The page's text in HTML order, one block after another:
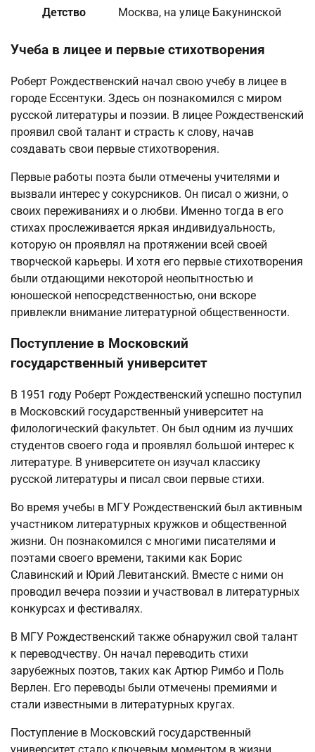
Детство
Москва, на улице Бакунинской
Учеба в лицее и первые стихотворения
Роберт Рождественский начал свою учебу в лицее в
городе Ессентуки. Здесь он познакомился с миром
русской литературы и поэзии. В лицее Рождественский
проявил свой талант и страсть к слову, начав
создавать свои первые стихотворения.
Первые работы поэта были отмечены учителями и
вызвали интерес у сокурсников. Он писал о жизни, о
своих переживаниях и о любви. Именно тогда в его
стихах прослеживается яркая индивидуальность,
которую он проявлял на протяжении всей своей
творческой карьеры. И хотя его первые стихотворения
были отдающими некоторой неопытностью и
юношеской непосредственностью, они вскоре
привлекли внимание литературной общественности.
Поступление в Московский
государственный университет
В 1951 году Роберт Рождественский успешно поступил
в Московский государственный университет на
филологический факультет. Он был одним из лучших
студентов своего года и проявлял большой интерес к
литературе. В университете он изучал классику
русской литературы и писал свои первые стихи.
Во время учебы в МГУ Рождественский был активным
участником литературных кружков и общественной
жизни. Он познакомился с многими писателями и
поэтами своего времени, такими как Борис
Славинский и Юрий Левитанский. Вместе с ними он
проводил вечера поэзии и участвовал в литературных
конкурсах и фестивалях.
В МГУ Рождественский также обнаружил свой талант
к переводчеству. Он начал переводить стихи
зарубежных поэтов, таких как Артюр Римбо и Поль
Верлен. Его переводы были отмечены премиями и
стали известными в литературных кругах.
Поступление в Московский государственный